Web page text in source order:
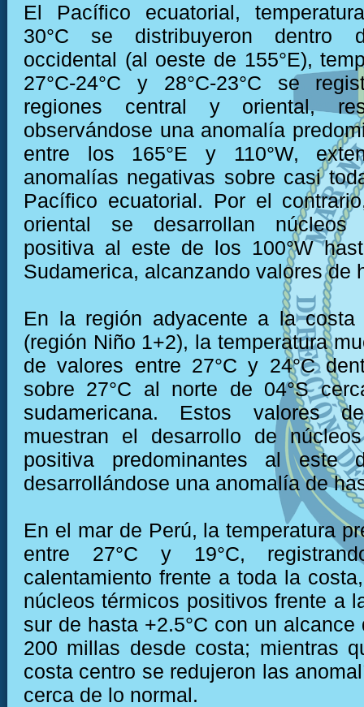
El Pacífico ecuatorial,
30°C se distribuyeron dentro
occidental (al oeste de 155°E),
27°C-24°C y 28°C-23°C se
regiones central y oriental,
observándose una anomalía
entre los 165°E y 110°W,
anomalías negativas sobre casi
Pacífico ecuatorial. Por el
oriental se desarrollan núcleos
positiva al este de los 100°W
Sudamerica, alcanzando valores de
En la región adyacente a la costa
(región Niño 1+2), la temperatura
de valores entre 27°C y 24°C
sobre 27°C al norte de 04°S
sudamericana. Estos valores
muestran el desarrollo de
positiva predominantes al este
desarrollándose una anomalía de
En el mar de Perú, la temperatura
entre 27°C y 19°C,
calentamiento frente a toda la
núcleos térmicos positivos frente a
sur de hasta +2.5°C con un alcance
200 millas desde costa; mientras
costa centro se redujeron las
cerca de lo normal.